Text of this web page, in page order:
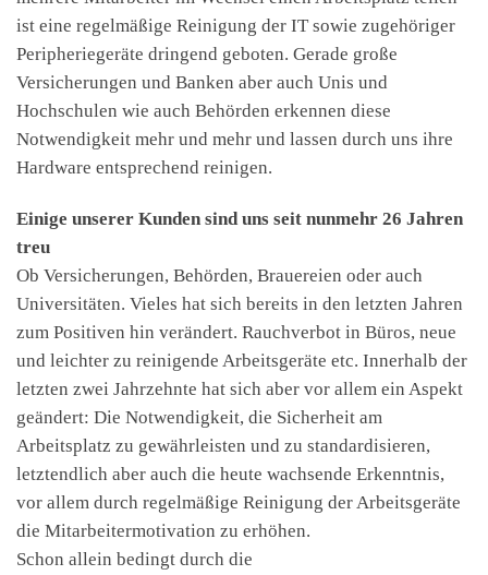
ist eine regelmäßige Reinigung der IT sowie zugehöriger
Peripheriegeräte dringend geboten. Gerade große
Versicherungen und Banken aber auch Unis und
Hochschulen wie auch Behörden erkennen diese
Notwendigkeit mehr und mehr und lassen durch uns ihre
Hardware entsprechend reinigen.
Einige unserer Kunden sind uns seit nunmehr 26 Jahren
treu
Ob Versicherungen, Behörden, Brauereien oder auch
Universitäten. Vieles hat sich bereits in den letzten Jahren
zum Positiven hin verändert. Rauchverbot in Büros, neue
und leichter zu reinigende Arbeitsgeräte etc. Innerhalb der
letzten zwei Jahrzehnte hat sich aber vor allem ein Aspekt
geändert: Die Notwendigkeit, die Sicherheit am
Arbeitsplatz zu gewährleisten und zu standardisieren,
letztendlich aber auch die heute wachsende Erkenntnis,
vor allem durch regelmäßige Reinigung der Arbeitsgeräte
die Mitarbeitermotivation zu erhöhen.
Schon allein bedingt durch die